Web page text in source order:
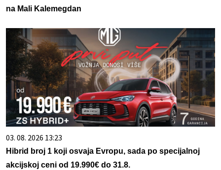
na Mali Kalemegdan
03. 08. 2026 13:23
Hibrid broj 1 koji osvaja Evropu, sada po specijalnoj
akcijskoj ceni od 19.990€ do 31.8.